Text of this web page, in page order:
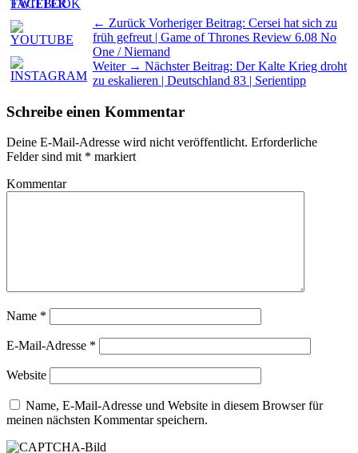
← Zurück Vorheriger Beitrag: Cersei hat sich zu
früh gefreut | Game of Thrones Review 6.08 No
One / Niemand
Weiter → Nächster Beitrag: Der Kalte Krieg droht
zu eskalieren | Deutschland 83 | Serientipp
Schreibe einen Kommentar
Deine E-Mail-Adresse wird nicht veröffentlicht. Erforderliche
Felder sind mit * markiert
Kommentar
Name *
E-Mail-Adresse *
Website
Name, E-Mail-Adresse und Website in diesem Browser für
meinen nächsten Kommentar speichern.